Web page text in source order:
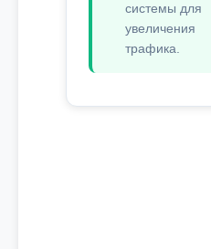
системы для
увеличения
трафика.